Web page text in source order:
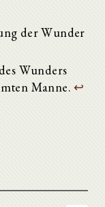
der Wunder
Wunders
Manne. ↩